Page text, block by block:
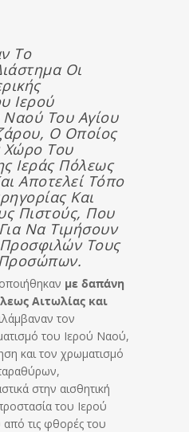
Το
Οι
Ιερού
Ναού Του Αγίου
Ο Οποίος
Χώρο Του
Ιεράς Πόλεως
Αποτελεί Τόπο
Και
Πιστούς, Που
Να Τιμήσουν
Τους
με δαπάνη
Αιτωλίας και
τον
του Ιερού Ναού,
και τον χρωματισμό
στην αισθητική
του Ιερού
τις φθορές του